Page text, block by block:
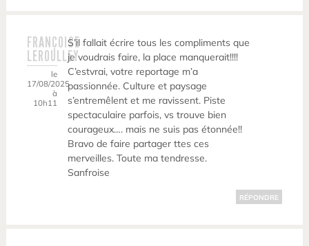
FRANÇOISE
LEROULLEY
le
17/08/2025
à
10h11
S’il fallait écrire tous les compliments que
je voudrais faire, la place manquerait!!!!
C’estvrai, votre reportage m’a
passionnée. Culture et paysage
s’entremêlent et me ravissent. Piste
spectaculaire parfois, vs trouve bien
courageux…. mais ne suis pas étonnée!!
Bravo de faire partager ttes ces
merveilles. Toute ma tendresse.
Sanfroise
RÉPONDRE